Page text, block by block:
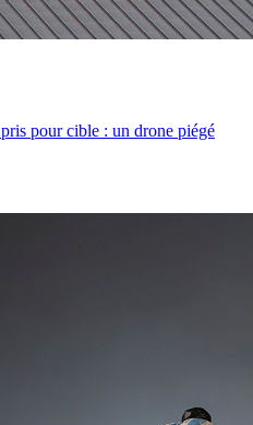
pour cible : un drone piégé